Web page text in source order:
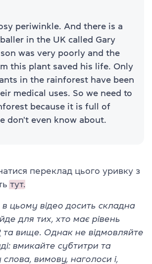
periwinkle. And there is a
in the UK called Gary
was very poorly and the
this plant saved his life. Only
in the rainforest have been
medical uses. So we need to
because it is full of
don't even know about.
переклад цього уривку з
тут.
цьому відео досить складна
для тих, хто має рівень
та вище. Однак не відмовляйте
вмикайте субтитри та
вимову, наголоси і,